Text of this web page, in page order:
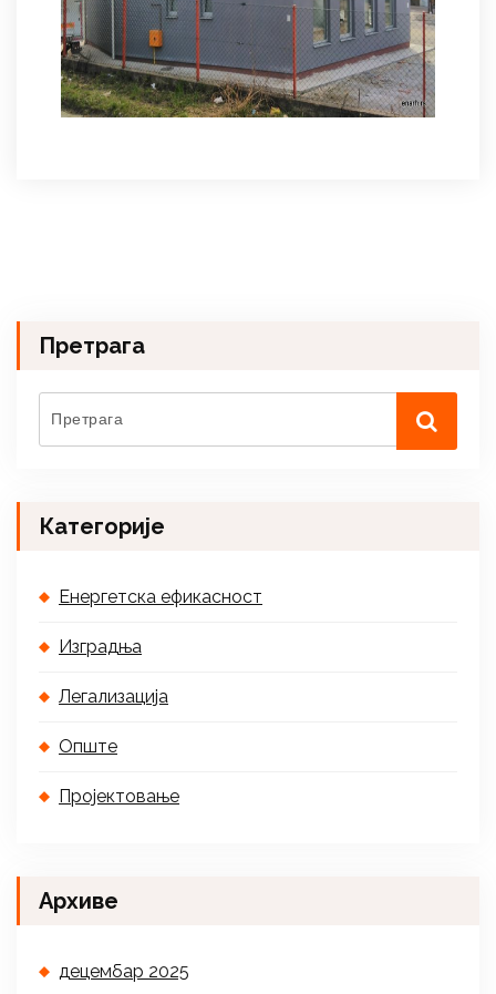
Претрага
Категорије
Енергетска ефикасност
Изградња
Легализација
Опште
Пројектовање
Архиве
децембар 2025